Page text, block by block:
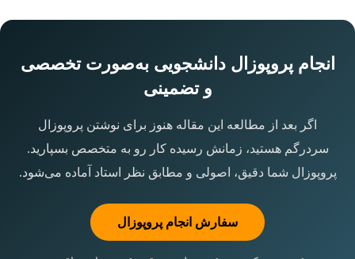
انجام پروپوزال دانشجویی به‌صورت تخصصی
و تضمینی
اگر بعد از مطالعه این مقاله هنوز برای نوشتن پروپوزال
سردرگم هستید، زمانش رسیده کار رو به متخصص بسپارید.
پروپوزال شما دقیق، اصولی و مطابق نظر استاد آماده می‌شود.
سفارش انجام پروپوزال